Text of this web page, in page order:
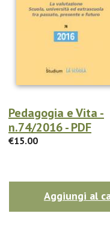
Pedagogia e Vita -
n.74/2016 - PDF
€15.00
Aggiungi al